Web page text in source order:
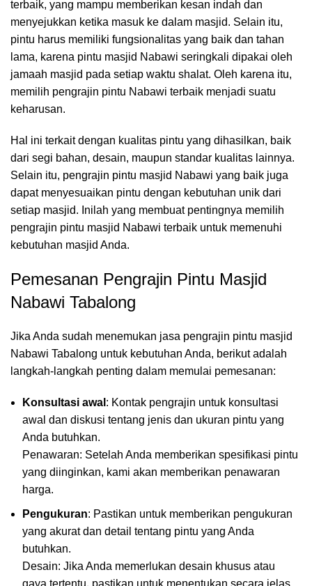
terbaik, yang mampu memberikan kesan indah dan
menyejukkan ketika masuk ke dalam masjid. Selain itu,
pintu harus memiliki fungsionalitas yang baik dan tahan
lama, karena pintu masjid Nabawi seringkali dipakai oleh
jamaah masjid pada setiap waktu shalat. Oleh karena itu,
memilih pengrajin pintu Nabawi terbaik menjadi suatu
keharusan.
Hal ini terkait dengan kualitas pintu yang dihasilkan, baik
dari segi bahan, desain, maupun standar kualitas lainnya.
Selain itu, pengrajin pintu masjid Nabawi yang baik juga
dapat menyesuaikan pintu dengan kebutuhan unik dari
setiap masjid. Inilah yang membuat pentingnya memilih
pengrajin pintu masjid Nabawi terbaik untuk memenuhi
kebutuhan masjid Anda.
Pemesanan Pengrajin Pintu Masjid
Nabawi Tabalong
Jika Anda sudah menemukan jasa pengrajin pintu masjid
Nabawi Tabalong untuk kebutuhan Anda, berikut adalah
langkah-langkah penting dalam memulai pemesanan:
Konsultasi awal : Kontak pengrajin untuk konsultasi
awal dan diskusi tentang jenis dan ukuran pintu yang
Anda butuhkan.
Penawaran: Setelah Anda memberikan spesifikasi pintu
yang diinginkan, kami akan memberikan penawaran
harga.
Pengukuran: Pastikan untuk memberikan pengukuran
yang akurat dan detail tentang pintu yang Anda
butuhkan.
Desain: Jika Anda memerlukan desain khusus atau
gaya tertentu, pastikan untuk menentukan secara jelas